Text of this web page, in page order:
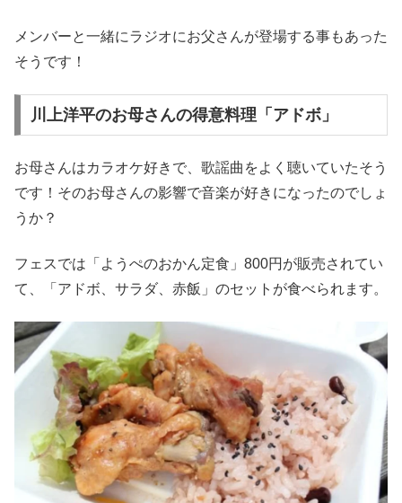
メンバーと一緒にラジオにお父さんが登場する事もあった
そうです！
川上洋平のお母さんの得意料理「アドボ」
お母さんはカラオケ好きで、歌謡曲をよく聴いていたそう
です！そのお母さんの影響で音楽が好きになったのでしょ
うか？
フェスでは「ようぺのおかん定食」800円が販売されてい
て、「アドボ、サラダ、赤飯」のセットが食べられます。